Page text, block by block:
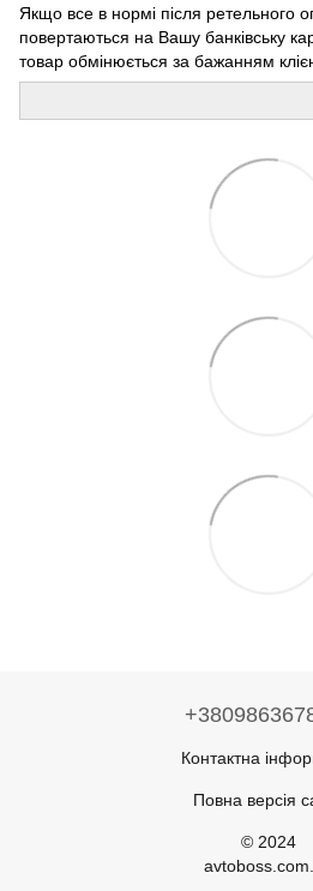
Якщо все в нормі після ретельного
повертаються на Вашу банківську
товар обмінюється за бажанням
Контактна
Повна версія
© 2024